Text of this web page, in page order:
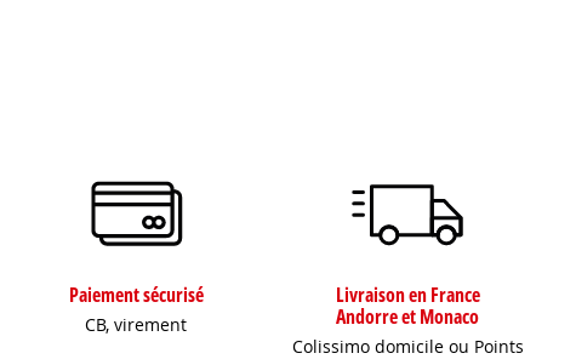
Paiement sécurisé
CB, virement
Livraison en France
Andorre et Monaco
Colissimo domicile ou Points